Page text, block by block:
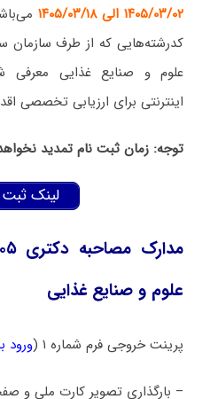
۱۴۰۵/۰۳/۰۲ الی ۱۴۰۵/۰۳/۱۸
کدرشته‌هایی که از طرف
علوم و صنایع غذایی معرفی
اینترنتی برای ارزیابی تخصصی
توجه: زمان ثبت نام تمدید
لینک ثبت
علوم و صنایع غذایی
پرینت خروجی فرم شماره ۱ ( ورود
– بارگذاری تصویر کارت ملی و